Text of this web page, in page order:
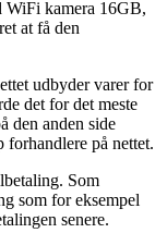
WiFi kamera 16GB,
at få den
udbyder varer for
det for det meste
den anden side
forhandlere på nettet.
Som
som for eksempel
senere.